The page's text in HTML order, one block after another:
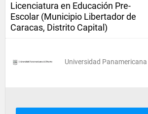
Licenciatura en Educación Pre-
Escolar (Municipio Libertador de
Caracas, Distrito Capital)
Universidad